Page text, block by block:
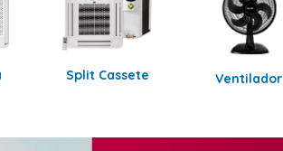
Split Cassete
Ventilador